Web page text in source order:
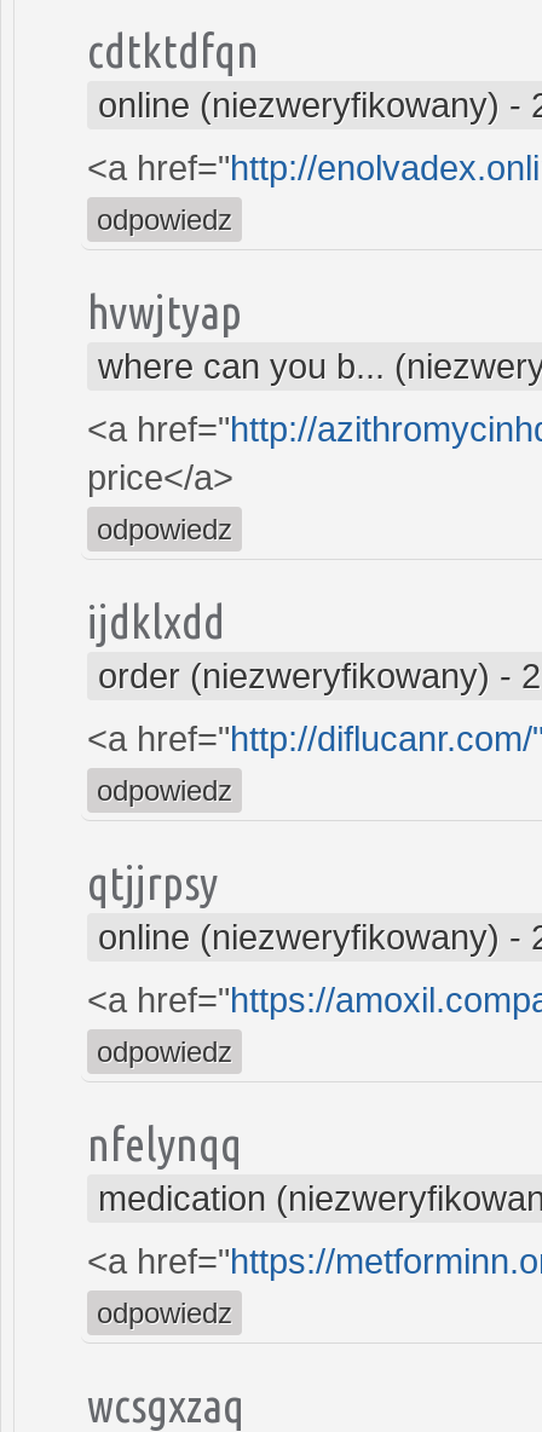
cdtktdfqn
online (niezweryfikowany) -
<a href="http://
odpowiedz
hvwjtyap
where can you b...
<a href="http://
price</a>
odpowiedz
ijdklxdd
order (niezweryfikowany) -
<a href="http://
odpowiedz
qtjjrpsy
online (niezweryfikowany) -
<a href="https://
odpowiedz
nfelynqq
medication
<a href="https://
odpowiedz
wcsgxzaq